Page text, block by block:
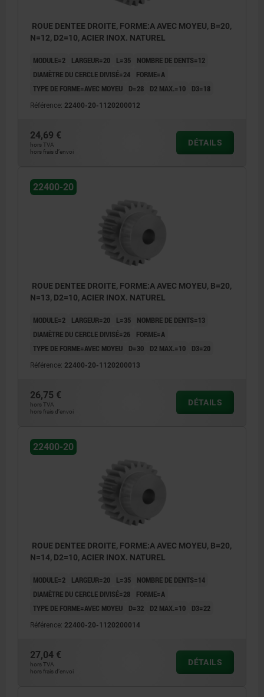
Forme B : sans moyeu
ROUE DENTEE DROITE, FORME:A AVEC MOYEU, B=20,
N=12, D2=10, ACIER INOX. NATUREL
MODULE=2 LARGEUR=20 L=35
NOMBRE DE DENTS=12
DIAMÈTRE DU CERCLE DIVISÉ=24
FORME=A
TYPE DE FORME=AVEC MOYEU
D=28 D2 MAX.=10 D3=18
Référence: 22400-20-1120200012
24,69 €
hors TVA
hors frais d’envoi
DÉTAILS
22400-20
ROUE DENTEE DROITE, FORME:A AVEC MOYEU, B=20,
N=13, D2=10, ACIER INOX. NATUREL
MODULE=2 LARGEUR=20 L=35
NOMBRE DE DENTS=13
DIAMÈTRE DU CERCLE DIVISÉ=26
FORME=A
TYPE DE FORME=AVEC MOYEU
D=30 D2 MAX.=10 D3=20
Référence: 22400-20-1120200013
26,75 €
hors TVA
hors frais d’envoi
DÉTAILS
22400-20
ROUE DENTEE DROITE, FORME:A AVEC MOYEU, B=20,
N=14, D2=10, ACIER INOX. NATUREL
MODULE=2 LARGEUR=20 L=35
NOMBRE DE DENTS=14
DIAMÈTRE DU CERCLE DIVISÉ=28
FORME=A
TYPE DE FORME=AVEC MOYEU
D=32 D2 MAX.=10 D3=22
Référence: 22400-20-1120200014
27,04 €
hors TVA
hors frais d’envoi
DÉTAILS